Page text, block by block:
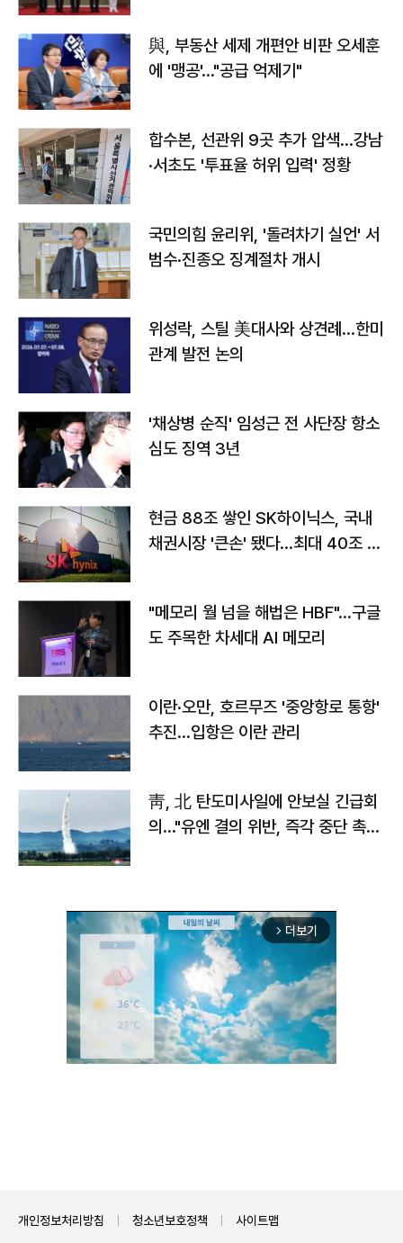
與, 부동산 세제 개편안 비판 오세훈
에 '맹공'…"공급 억제기"
합수본, 선관위 9곳 추가 압색…강남
·서초도 '투표율 허위 입력' 정황
국민의힘 윤리위, '돌려차기 실언' 서
범수·진종오 징계절차 개시
위성락, 스틸 美대사와 상견례…한미
관계 발전 논의
'채상병 순직' 임성근 전 사단장 항소
심도 징역 3년
현금 88조 쌓인 SK하이닉스, 국내
채권시장 '큰손' 됐다…최대 40조 투
"메모리 월 넘을 해법은 HBF"…구글
도 주목한 차세대 AI 메모리
이란·오만, 호르무즈 '중앙항로 통항'
추진…입항은 이란 관리
靑, 北 탄도미사일에 안보실 긴급회
의…"유엔 결의 위반, 즉각 중단 촉
arrow_forward_ios 더보기
개인정보처리방침 청소년보호정책 사이트맵